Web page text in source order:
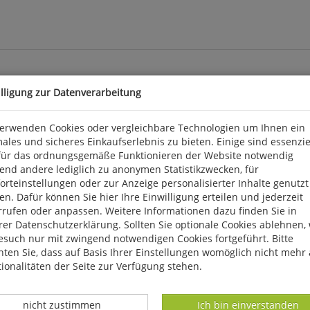
in Mecklenburg-Vorpommern
Greifswald eine der letzten weiträumig naturnahen
ausgedehnte Flachgewässer sowie
wichtige Lebensräume für viele seltene Brut- und
können jedes Jahr Raubseeschwalben und diverse
am Peenehaff im Mündungsbereich der Peene der Polder
zur Datenverarbeitung
Cookies oder vergleichbare Technologien um Ihnen ein
und sicheres Einkaufserlebnis zu bieten. Einige sind
das ordnungsgemäße Funktionieren der Website notwendig
andere lediglich zu anonymen Statistikzwecken, für
oder zur Anzeige personalisierter Inhalte genutzt
Dafür können Sie hier Ihre Einwilligung erteilen und jederzeit
oder anpassen. Weitere Informationen dazu finden Sie in
Datenschutzerklärung. Sollten Sie optionale Cookies ablehnen,
nur mit zwingend notwendigen Cookies fortgeführt. Bitte
Sie, dass auf Basis Ihrer Einstellungen womöglich nicht mehr
der Seite zur Verfügung stehen.
Datenverarbeitung -
Ich bin einverstanden
Datenverarbeitung -
nicht zustimmen